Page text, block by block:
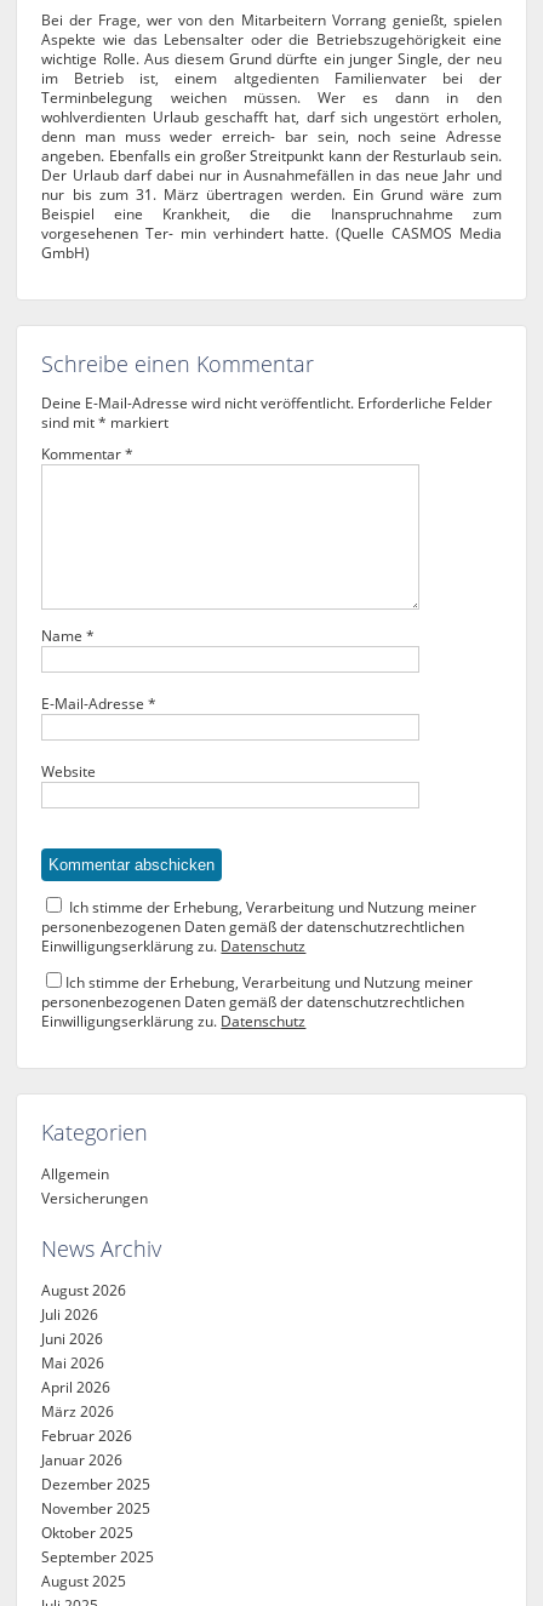
Bei der Frage, wer von den Mitarbeitern Vorrang genießt, spielen
Aspekte wie das Lebensalter oder die Betriebszugehörigkeit eine
wichtige Rolle. Aus diesem Grund dürfte ein junger Single, der neu
im Betrieb ist, einem altgedienten Familienvater bei der
Terminbelegung weichen müssen. Wer es dann in den
wohlverdienten Urlaub geschafft hat, darf sich ungestört erholen,
denn man muss weder erreich- bar sein, noch seine Adresse
angeben. Ebenfalls ein großer Streitpunkt kann der Resturlaub sein.
Der Urlaub darf dabei nur in Ausnahmefällen in das neue Jahr und
nur bis zum 31. März übertragen werden. Ein Grund wäre zum
Beispiel eine Krankheit, die die Inanspruchnahme zum
vorgesehenen Ter- min verhindert hatte. (Quelle CASMOS Media
GmbH)
Schreibe einen Kommentar
Deine E-Mail-Adresse wird nicht veröffentlicht. Erforderliche Felder
sind mit* markiert
Kommentar*
Name*
E-Mail-Adresse*
Website
Ich stimme der Erhebung, Verarbeitung und Nutzung meiner
personenbezogenen Daten gemäß der datenschutzrechtlichen
Einwilligungserklärung zu. Datenschutz
Ich stimme der Erhebung, Verarbeitung und Nutzung meiner
personenbezogenen Daten gemäß der datenschutzrechtlichen
Einwilligungserklärung zu. Datenschutz
Kategorien
Allgemein
Versicherungen
News Archiv
August 2026
Juli 2026
Juni 2026
Mai 2026
April 2026
März 2026
Februar 2026
Januar 2026
Dezember 2025
November 2025
Oktober 2025
September 2025
August 2025